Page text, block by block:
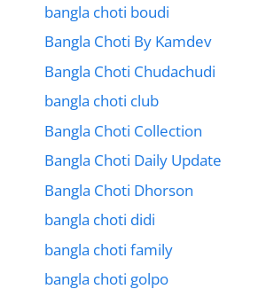
bangla choti boudi
Bangla Choti By Kamdev
Bangla Choti Chudachudi
bangla choti club
Bangla Choti Collection
Bangla Choti Daily Update
Bangla Choti Dhorson
bangla choti didi
bangla choti family
bangla choti golpo